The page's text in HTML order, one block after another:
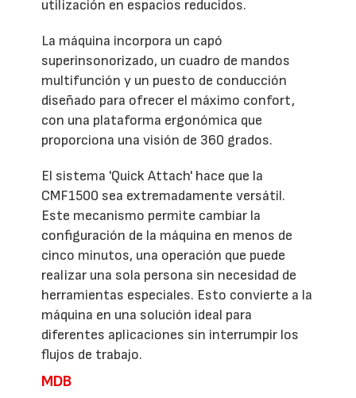
utilización en espacios reducidos.
La máquina incorpora un capó
superinsonorizado, un cuadro de mandos
multifunción y un puesto de conducción
diseñado para ofrecer el máximo confort,
con una plataforma ergonómica que
proporciona una visión de 360 grados.
El sistema 'Quick Attach' hace que la
CMF1500 sea extremadamente versátil.
Este mecanismo permite cambiar la
configuración de la máquina en menos de
cinco minutos, una operación que puede
realizar una sola persona sin necesidad de
herramientas especiales. Esto convierte a la
máquina en una solución ideal para
diferentes aplicaciones sin interrumpir los
flujos de trabajo.
MDB